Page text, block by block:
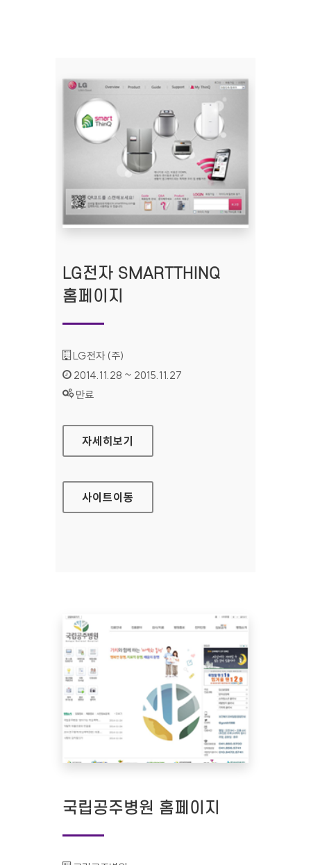
LG전자 SMARTTHINQ
홈페이지
기관명 :
LG전자 (주)
인증기간 :
2014.11.28 ~ 2015.11.27
상태 :
만료
LG전자 SMARTTHINQ 홈페이지
자세히보기
사이트이동
국립공주병원 홈페이지